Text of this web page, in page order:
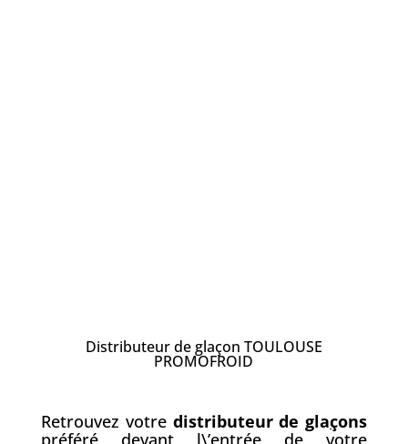
Distributeur de glaçon TOULOUSE
PROMOFROID
Retrouvez votre distributeur de glaçons